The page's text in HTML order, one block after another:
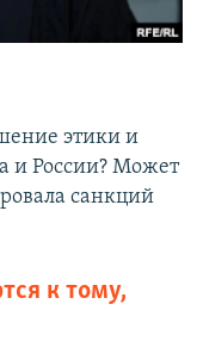
этики и
и России? Может
санкций
к тому,